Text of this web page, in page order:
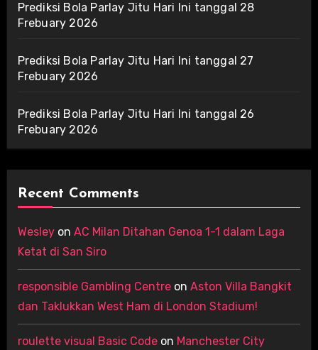
Prediksi Bola Parlay Jitu Hari Ini tanggal 28
Frebuary 2026
Prediksi Bola Parlay Jitu Hari Ini tanggal 27
Frebuary 2026
Prediksi Bola Parlay Jitu Hari Ini tanggal 26
Frebuary 2026
Recent Comments
Wesleyon AC Milan Ditahan Genoa 1-1 dalam Laga
Ketat di San Siro
responsible Gambling Centreon Aston Villa Bangkit
dan Taklukkan West Ham di London Stadium!
roulette visual Basic Codeon Manchester City